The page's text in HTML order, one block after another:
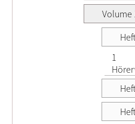
Volume
1